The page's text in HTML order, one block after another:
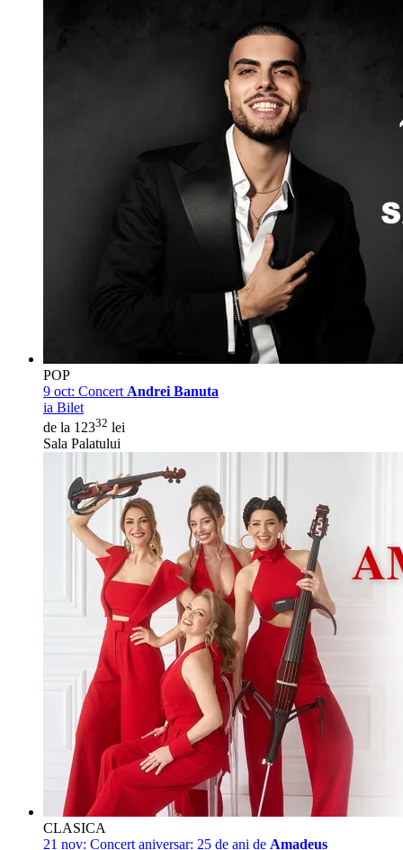
POP
9 oct: Concert Andrei Banuta
ia Bilet
de la 12332 lei
Sala Palatului
CLASICA
21 nov: Concert aniversar: 25 de ani de Amadeus